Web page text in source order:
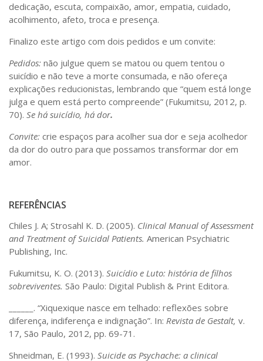
dedicação, escuta, compaixão, amor, empatia, cuidado,
acolhimento, afeto, troca e presença.
Finalizo este artigo com dois pedidos e um convite:
Pedidos: não julgue quem se matou ou quem tentou o
suicídio e não teve a morte consumada, e não ofereça
explicações reducionistas, lembrando que “quem está longe
julga e quem está perto compreende” (Fukumitsu, 2012, p.
70). Se há suicídio, há dor.
Convite: crie espaços para acolher sua dor e seja acolhedor
da dor do outro para que possamos transformar dor em
amor.
REFERÊNCIAS
Chiles J. A; Strosahl K. D. (2005). Clinical Manual of Assessment
and Treatment of Suicidal Patients. American Psychiatric
Publishing, Inc.
Fukumitsu, K. O. (2013). Suicídio e Luto: história de filhos
sobreviventes. São Paulo: Digital Publish & Print Editora.
______. “Xiquexique nasce em telhado: reflexões sobre
diferença, indiferença e indignação”. In: Revista de Gestalt, v.
17, São Paulo, 2012, pp. 69-71.
Shneidman, E. (1993). Suicide as Psychache: a clinical